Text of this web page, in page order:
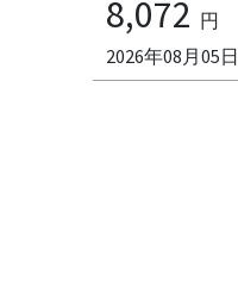
8,072 円
2026年08月05日